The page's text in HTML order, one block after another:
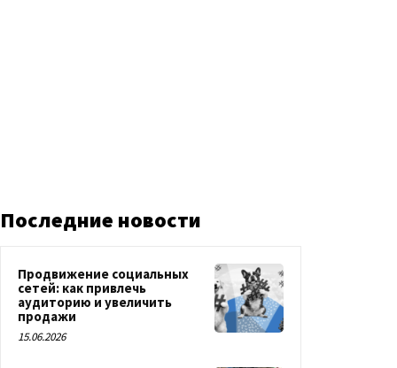
Последние новости
Продвижение социальных
сетей: как привлечь
аудиторию и увеличить
продажи
15.06.2026